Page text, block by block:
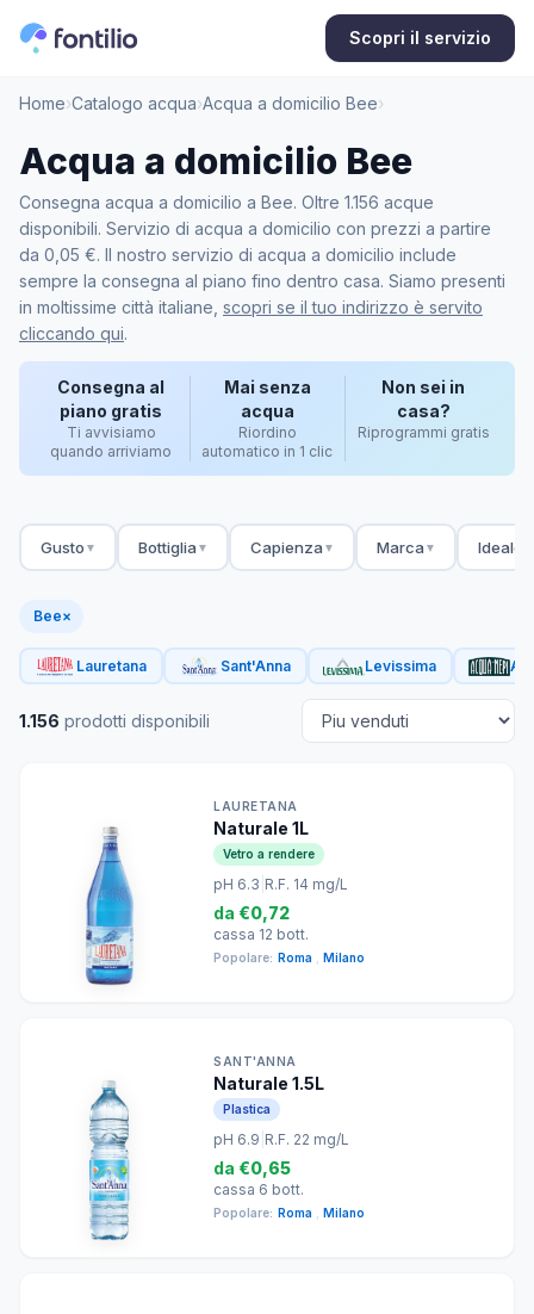
Scopri il servizio
Home›Catalogo acqua›Acqua a domicilio Bee›
Acqua a domicilio Bee
Consegna acqua a domicilio a Bee. Oltre 1.156 acque
disponibili. Servizio di acqua a domicilio con prezzi a partire
da 0,05 €. Il nostro servizio di acqua a domicilio include
sempre la consegna al piano fino dentro casa. Siamo presenti
in moltissime città italiane, scopri se il tuo indirizzo è servito
cliccando qui.
Consegna al
piano gratis
Ti avvisiamo
quando arriviamo
Mai senza
acqua
Riordino
automatico in 1 clic
Non sei in
casa?
Riprogrammi gratis
Gusto ▼ Bottiglia ▼ Capienza ▼ Marca ▼ Ideale
Bee×
Lauretana Sant'Anna Levissima
1.156 prodotti disponibili
LAURETANA
Naturale 1L
Vetro a rendere
pH 6.3 R.F. 14 mg/L
da €0,72
cassa 12 bott.
Popolare: Roma Milano
SANT'ANNA
Naturale 1.5L
Plastica
pH 6.9 R.F. 22 mg/L
da €0,65
cassa 6 bott.
Popolare: Roma Milano